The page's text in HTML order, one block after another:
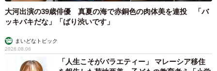
大河出演の39歳俳優 真夏の海で赤銅色の肉体美を連投 「バ
ッキバキだな」「ばり渋いです」
まいどなトピック
2026.08.06
「人生こそがバラエティー」 マレーシア移住